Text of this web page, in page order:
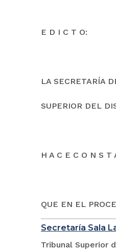
E D I C T O:
LA SECRETARÍA
SUPERIOR DEL
H A C E C O N S T
QUE EN EL
Secretaría Sala
Tribunal Superior